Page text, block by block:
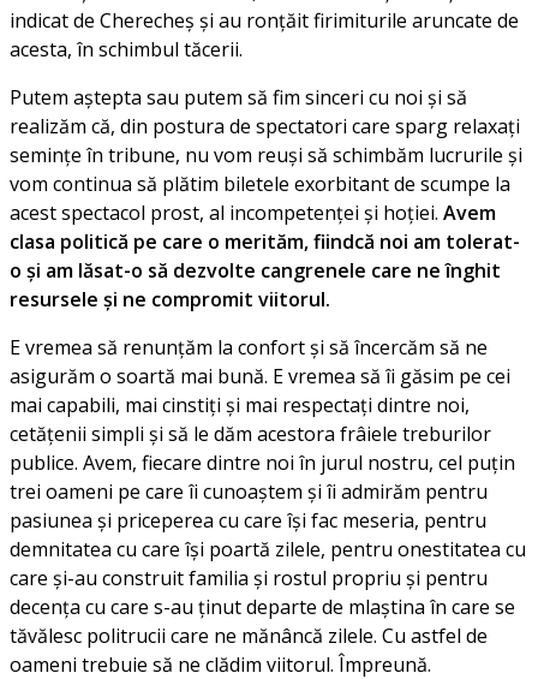
indicat de Cherecheș și au ronțăit firimiturile aruncate de
acesta, în schimbul tăcerii.
Putem aștepta sau putem să fim sinceri cu noi și să
realizăm că, din postura de spectatori care sparg relaxați
semințe în tribune, nu vom reuși să schimbăm lucrurile și
vom continua să plătim biletele exorbitant de scumpe la
acest spectacol prost, al incompetenței și hoției. Avem
clasa politică pe care o merităm, fiindcă noi am tolerat-
o și am lăsat-o să dezvolte cangrenele care ne înghit
resursele și ne compromit viitorul.
E vremea să renunțăm la confort și să încercăm să ne
asigurăm o soartă mai bună. E vremea să îi găsim pe cei
mai capabili, mai cinstiți și mai respectați dintre noi,
cetățenii simpli și să le dăm acestora frâiele treburilor
publice. Avem, fiecare dintre noi în jurul nostru, cel puțin
trei oameni pe care îi cunoaștem și îi admirăm pentru
pasiunea și priceperea cu care își fac meseria, pentru
demnitatea cu care își poartă zilele, pentru onestitatea cu
care și-au construit familia și rostul propriu și pentru
decența cu care s-au ținut departe de mlaștina în care se
tăvălesc politrucii care ne mănâncă zilele. Cu astfel de
oameni trebuie să ne clădim viitorul. Împreună.